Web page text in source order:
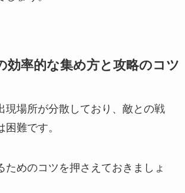
効率的な集め方と攻略のコツ
現場所が分散しており、敵との戦
難です。
ためのコツを押さえておきましょ